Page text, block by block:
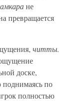
не
превращается
читты.
доске,
поднимаясь по
полностью